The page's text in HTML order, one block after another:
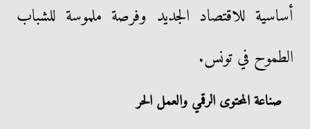
أساسية للاقتصاد الجديد وفرصة ملموسة للشباب
الطموح في تونس.
صناعة المحتوى الرقمي والعمل الحر